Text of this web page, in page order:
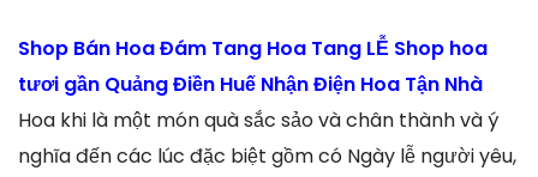
Shop Bán Hoa Đám Tang Hoa Tang LỄ Shop hoa
tươi gần Quảng Điền Huế Nhận Điện Hoa Tận Nhà
Hoa khi là một món quà sắc sảo và chân thành và ý
nghĩa đến các lúc đặc biệt gồm có Ngày lễ người yêu,